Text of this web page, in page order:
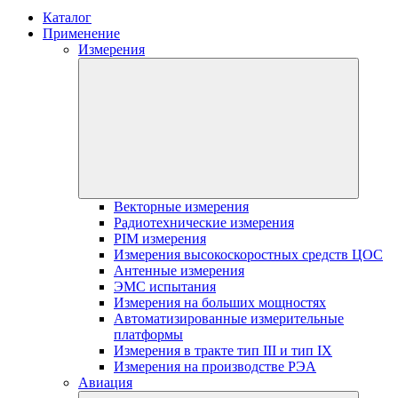
Каталог
Применение
Измерения
Векторные измерения
Радиотехнические измерения
PIM измерения
Измерения высокоскоростных средств ЦОС
Антенные измерения
ЭМС испытания
Измерения на больших мощностях
Автоматизированные измерительные
платформы
Измерения в тракте тип III и тип IX
Измерения на производстве РЭА
Авиация